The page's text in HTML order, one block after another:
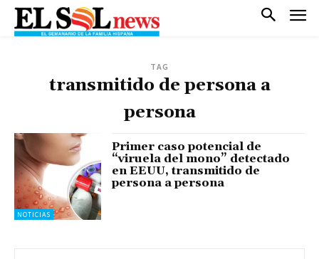
TAG
transmitido de persona a
persona
NOTICIAS
Primer caso potencial de
“viruela del mono” detectado
en EEUU, transmitido de
persona a persona